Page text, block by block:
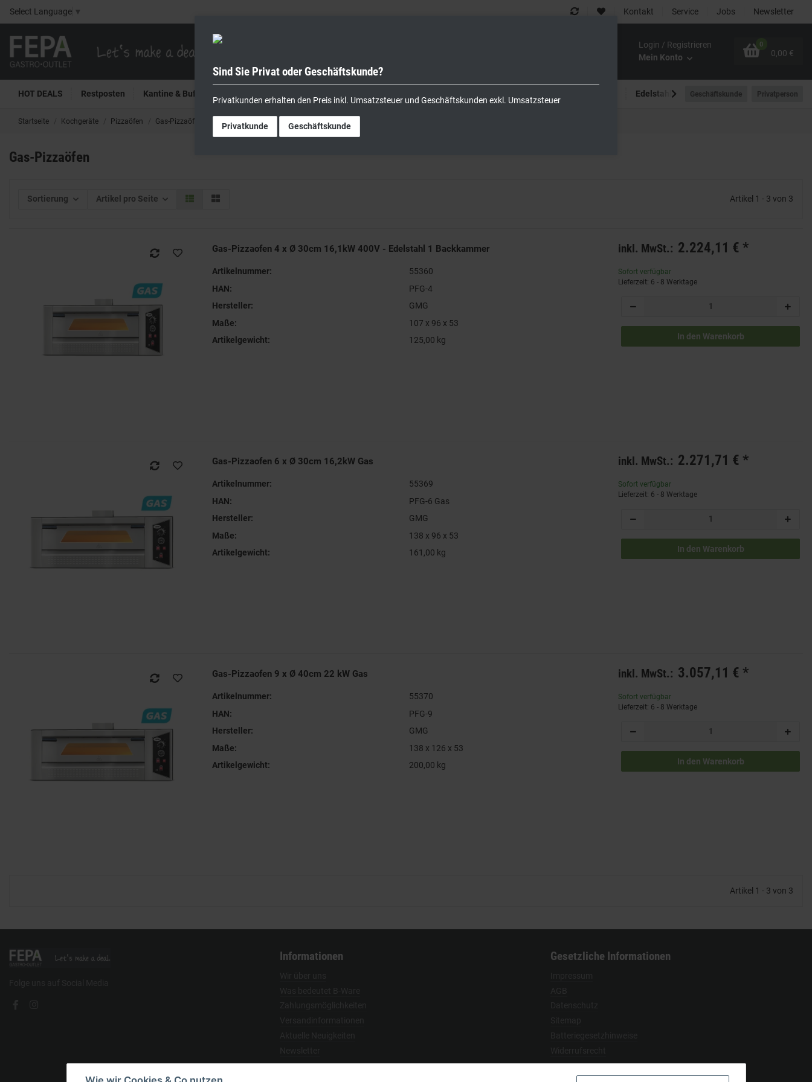
Select Language ▼ Kontakt Service Jobs Newsletter
Login / Registrieren
Mein Konto
0
0,00 €
HOT DEALS Restposten Kantine & Buffet Edelstahlmöbel Outdoor-Bereich
Geschäftskunde Privatperson
Startseite Kochgeräte Pizzaöfen Gas-Pizzaöfen
Gas-Pizzaöfen
Sortierung Artikel pro Seite Artikel 1 - 3 von 3
Gas-Pizzaofen 4 x Ø 30cm 16,1kW 400V - Edelstahl 1 Backkammer
Artikelnummer:
55360
HAN:
PFG-4
Hersteller:
GMG
Maße:
107 x 96 x 53
Artikelgewicht:
125,00 kg
inkl. MwSt.: 2.224,11 € *
Sofort verfügbar
Lieferzeit: 6 - 8 Werktage
In den Warenkorb
Gas-Pizzaofen 6 x Ø 30cm 16,2kW Gas
Artikelnummer:
55369
HAN:
PFG-6 Gas
Hersteller:
GMG
Maße:
138 x 96 x 53
Artikelgewicht:
161,00 kg
inkl. MwSt.: 2.271,71 € *
Sofort verfügbar
Lieferzeit: 6 - 8 Werktage
In den Warenkorb
Gas-Pizzaofen 9 x Ø 40cm 22 kW Gas
Artikelnummer:
55370
HAN:
PFG-9
Hersteller:
GMG
Maße:
138 x 126 x 53
Artikelgewicht:
200,00 kg
inkl. MwSt.: 3.057,11 € *
Sofort verfügbar
Lieferzeit: 6 - 8 Werktage
In den Warenkorb
Artikel 1 - 3 von 3
Informationen Gesetzliche Informationen
Sind Sie Privat oder Geschäftskunde?
Privatkunden erhalten den Preis inkl. Umsatzsteuer und Geschäftskunden exkl. Umsatzsteuer
Privatkunde Geschäftskunde